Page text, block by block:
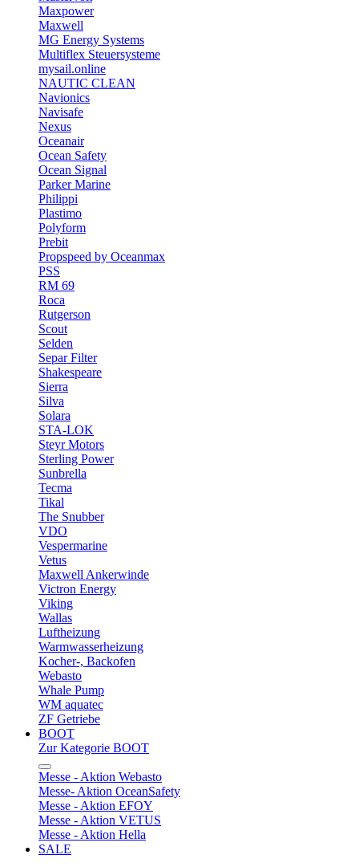
Maxpower
Maxwell
MG Energy Systems
Multiflex Steuersysteme
mysail.online
NAUTIC CLEAN
Navionics
Navisafe
Nexus
Oceanair
Ocean Safety
Ocean Signal
Parker Marine
Philippi
Plastimo
Polyform
Prebit
Propspeed by Oceanmax
PSS
RM 69
Roca
Rutgerson
Scout
Selden
Separ Filter
Shakespeare
Sierra
Silva
Solara
STA-LOK
Steyr Motors
Sterling Power
Sunbrella
Tecma
Tikal
The Snubber
VDO
Vespermarine
Vetus
Maxwell Ankerwinde
Victron Energy
Viking
Wallas
Luftheizung
Warmwasserheizung
Kocher-, Backofen
Webasto
Whale Pump
WM aquatec
ZF Getriebe
BOOT
Zur Kategorie BOOT
Messe - Aktion Webasto
Messe- Aktion OceanSafety
Messe - Aktion EFOY
Messe - Aktion VETUS
Messe - Aktion Hella
SALE